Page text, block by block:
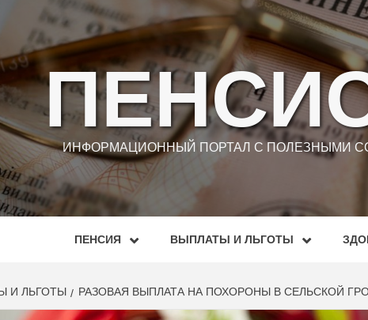
ИНФОРМАЦИОННЫЙ ПОРТАЛ С ПОЛЕЗНЫМИ
ПЕНСИЯ ВЫПЛАТЫ И ЛЬГОТЫ
И ЛЬГОТЫ РАЗОВАЯ ВЫПЛАТА НА ПОХОРОНЫ В СЕЛЬСКОЙ